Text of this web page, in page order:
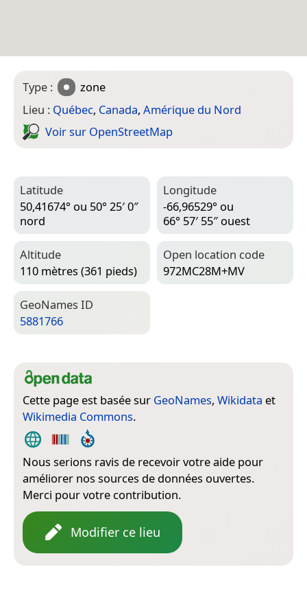
Type :
zone
Lieu : Québec, Canada, Amérique du Nord
Voir sur Open­Street­Map
Latitude
50,41674° ou 50° 25′ 0″
nord
Longitude
-66,96529° ou
66° 57′ 55″ ouest
Altitude
110 mètres (361 pieds)
Open location code
972MC28M+MV
Geo­Names ID
5881766
Cette page est basée sur GeoNames, Wikidata et
Wikimedia Commons.
Nous serions ravis de recevoir votre aide pour
améliorer nos sources de données ouvertes.
Merci pour votre contribution.
Modifier ce lieu